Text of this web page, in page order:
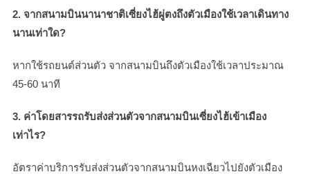
2. จากสนามบินนานาชาติเซี่ยงไฮ้ผู่ตงถึงตัวเมืองใช้เวลาเดินทาง
นานเท่าใด?
หากใช้รถยนต์ส่วนตัว จากสนามบินถึงตัวเมืองใช้เวลาประมาณ
45-60 นาที
3. ค่าโดยสารรถรับส่งส่วนตัวจากสนามบินเซี่ยงไฮ้เข้าเมือง
เท่าไร?
อัตราค่าบริการรับส่งส่วนตัวจากสนามบินหงเฉียวไปยังตัวเมือง